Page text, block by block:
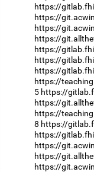
https://
https://
https://
https://
https://
https://
https://
https://
5 https://
https://
https://
8 https://
https://
https://
https://
https://